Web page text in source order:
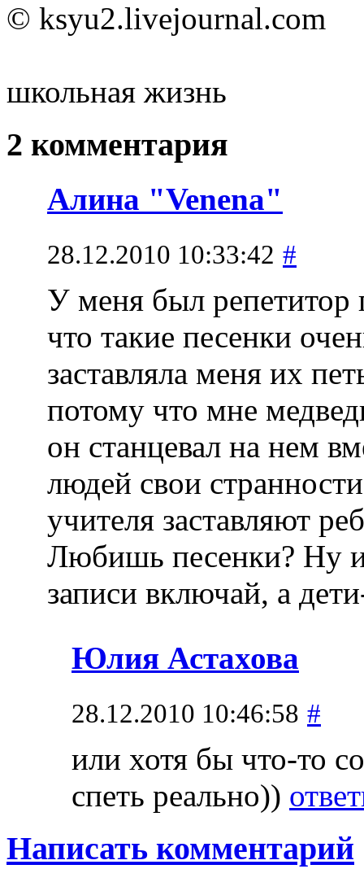
© ksyu2.livejournal.com
школьная жизнь
2 комментария
Алина "Venena"
28.12.2010 10:33:42 #
У меня был репетитор
что такие песенки
заставляла меня их
потому что мне
он станцевал на нем
людей свои
учителя заставляют
Любишь песенки? Ну
записи включай, а
Юлия Астахова
28.12.2010 10:46:58 #
или хотя бы что-то
спеть реально))
Написать комментарий